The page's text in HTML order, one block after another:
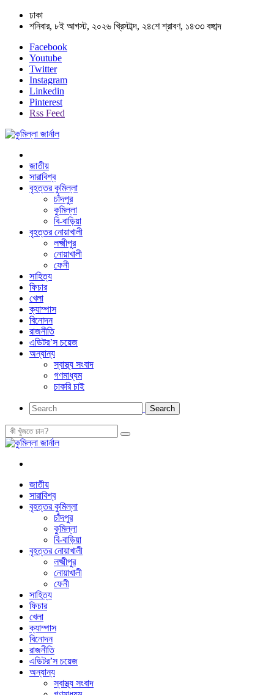
ঢাকা
শনিবার, ৮ই আগস্ট, ২০২৬ খ্রিস্টাব্দ, ২৪শে শ্রাবণ, ১৪৩৩ বঙ্গাব্দ
Facebook
Youtube
Twitter
Instagram
Linkedin
Pinterest
Rss Feed
জাতীয়
সারাবিশ্ব
বৃহত্তর কুমিল্লা
চাঁদপুর
কুমিল্লা
বি-বাড়িয়া
বৃহত্তর নোয়াখালী
লক্ষ্মীপুর
নোয়াখালী
ফেনী
সাহিত্য
ফিচার
খেলা
ক্যাম্পাস
বিনোদন
রাজনীতি
এডিটর’স চয়েজ
অন্যান্য
স্বাস্থ্য সংবাদ
গণমাধ্যম
চাকরি চাই
জাতীয়
সারাবিশ্ব
বৃহত্তর কুমিল্লা
চাঁদপুর
কুমিল্লা
বি-বাড়িয়া
বৃহত্তর নোয়াখালী
লক্ষ্মীপুর
নোয়াখালী
ফেনী
সাহিত্য
ফিচার
খেলা
ক্যাম্পাস
বিনোদন
রাজনীতি
এডিটর’স চয়েজ
অন্যান্য
স্বাস্থ্য সংবাদ